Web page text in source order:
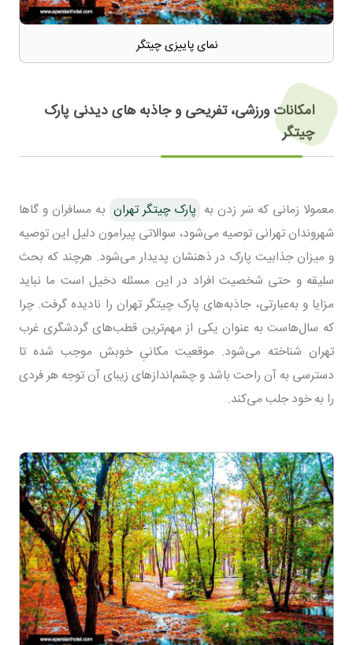
نمای پاییزی چیتگر
امکانات ورزشی، تفریحی و جاذبه های دیدنی پارک
چیتگر
معمولا زمانی که سَر زدن به پارک چیتگر تهران به مسافران و گاها
شهروندان تهرانی توصیه می‌شود، سوالاتی پیرامون دلیل این توصیه
و میزان جذابیت پارک در ذهنشان پدیدار می‌شود. هرچند که بحث
سلیقه و حتی شخصیت افراد در این مسئله دخیل است ما نباید
مزایا و به‌عبارتی، جاذبه‌های پارک چیتگر تهران را نادیده گرفت. چرا
که سال‌هاست به عنوان یکی از مهم‌ترین قطب‌های گردشگری غرب
تهران شناخته می‌شود. موقعیت مکانیِ خوبش موجب شده تا
دسترسی به آن راحت باشد و چشم‌انداز‌های زیبای آن توجه هر فردی
را به خود جلب می‌کند.